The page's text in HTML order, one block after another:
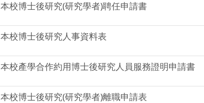
本校博士後研究(研究學者)聘任申請書
本校博士後研究人事資料表
本校產學合作約用博士後研究人員服務證明申請書
本校博士後研究(研究學者)離職申請表